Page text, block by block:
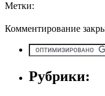
Метки:
Комментирование
Рубрики: